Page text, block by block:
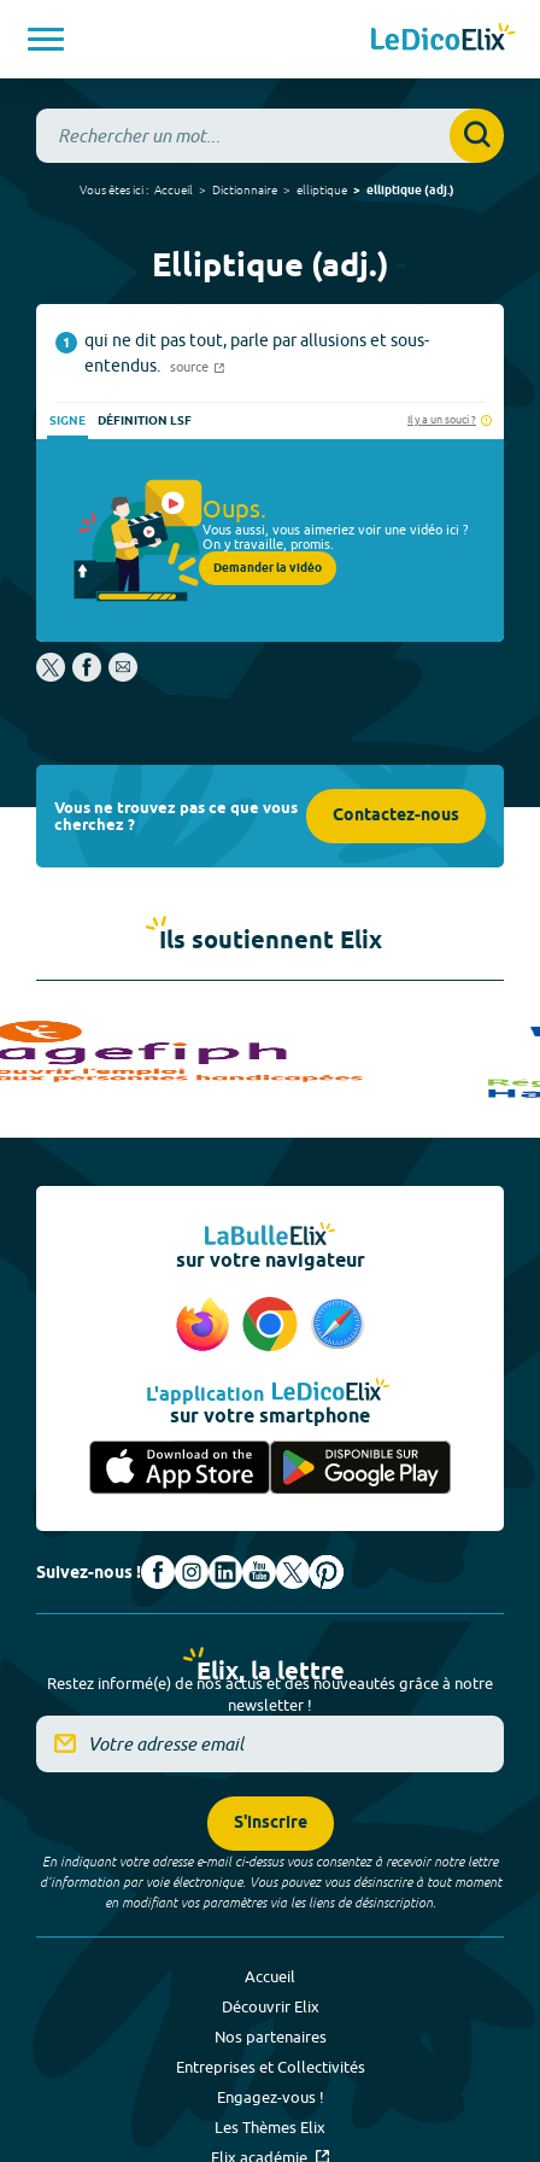
Vous êtes ici : Accueil Dictionnaire elliptique elliptique(adj.)
Elliptique (adj.)
1
qui ne dit pas tout, parle par allusions et sous-
entendus.
source
SIGNE DÉFINITION LSF Il y a un souci ?
Oups.
Vous aussi, vous aimeriez voir une vidéo ici ?
On y travaille, promis.
Demander la vidéo
Vous ne trouvez pas ce que vous
cherchez ? Contactez-nous
Ils soutiennent Elix
sur votre navigateur
L'application
sur votre smartphone
Suivez-nous !
Elix, la lettre
Restez informé(e) de nos actus et des nouveautés grâce à notre
newsletter !
S'inscrire
En indiquant votre adresse e-mail ci-dessus vous consentez à recevoir notre lettre
d’information par voie électronique. Vous pouvez vous désinscrire à tout moment
en modifiant vos paramètres via les liens de désinscription.
Accueil
Découvrir Elix
Nos partenaires
Entreprises et Collectivités
Engagez-vous !
Les Thèmes Elix
Elix académie